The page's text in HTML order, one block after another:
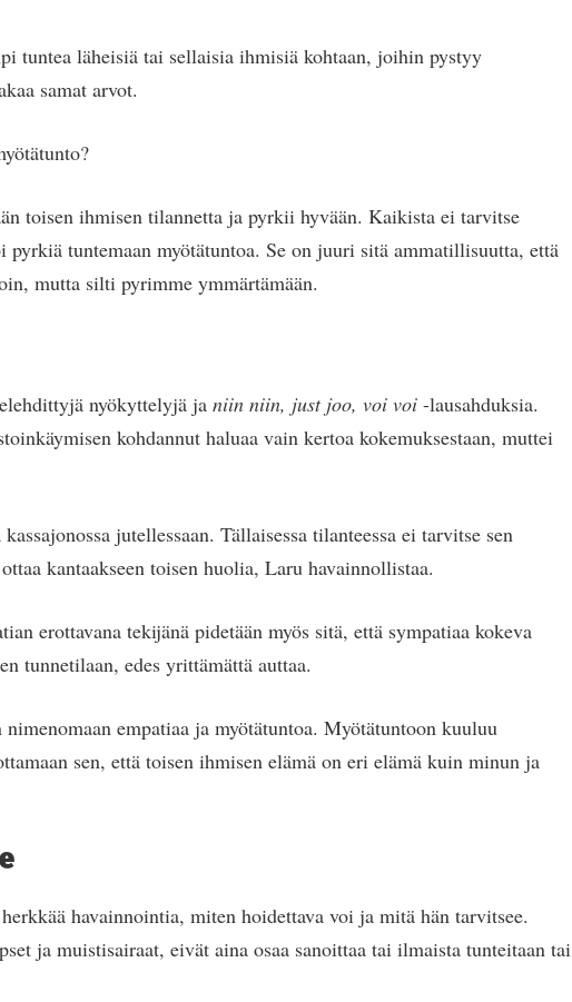
tuntea läheisiä tai sellaisia ihmisiä kohtaan, joihin pystyy
samat arvot.
toisen ihmisen tilannetta ja pyrkii hyvään. Kaikista ei tarvitse
tuntemaan myötätuntoa. Se on juuri sitä ammatillisuutta, että
mutta silti pyrimme ymmärtämään.
nyökyttelyjä ja niin niin, just joo, voi voi -lausahduksia.
kohdannut haluaa vain kertoa kokemuksestaan, muttei
jutellessaan. Tällaisessa tilanteessa ei tarvitse sen
kantaakseen toisen huolia, Laru havainnollistaa.
erottavana tekijänä pidetään myös sitä, että sympatiaa kokeva
tunnetilaan, edes yrittämättä auttaa.
empatiaa ja myötätuntoa. Myötätuntoon kuuluu
sen, että toisen ihmisen elämä on eri elämä kuin minun ja
havainnointia, miten hoidettava voi ja mitä hän tarvitsee.
ja muistisairaat, eivät aina osaa sanoittaa tai ilmaista tunteitaan tai